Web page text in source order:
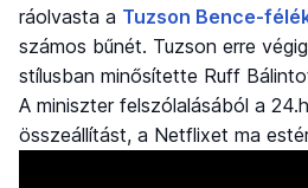
ráolvasta a Tuzson Bence-
számos bűnét. Tuzson erre
stílusban minősítette Ruff
A miniszter felszólalásából a
összeállítást, a Netflixet ma